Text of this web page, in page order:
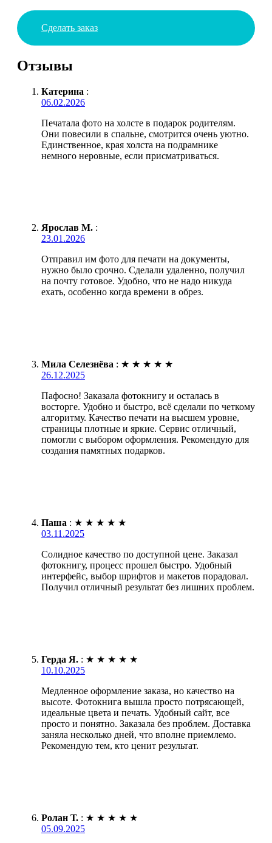
Сделать заказ
Отзывы
Катерина :
06.02.2026
Печатала фото на холсте в подарок родителям.
Они повесили в спальне, смотрится очень уютно.
Единственное, края холста на подрамнике
немного неровные, если присматриваться.
Ярослав М. :
23.01.2026
Отправил им фото для печати на документы,
нужно было срочно. Сделали удаленно, получил
на почту готовое. Удобно, что не надо никуда
ехать, особенно когда времени в обрез.
Мила Селезнёва : ★ ★ ★ ★ ★
26.12.2025
Пафосно! Заказала фотокнигу и осталась в
восторге. Удобно и быстро, всё сделали по четкому
алгоритму. Качество печати на высшем уровне,
страницы плотные и яркие. Сервис отличный,
помогли с выбором оформления. Рекомендую для
создания памятных подарков.
Паша : ★ ★ ★ ★ ★
03.11.2025
Солидное качество по доступной цене. Заказал
фотокнигу, процесс прошел быстро. Удобный
интерфейс, выбор шрифтов и макетов порадовал.
Получил отличный результат без лишних проблем.
Герда Я. : ★ ★ ★ ★ ★
10.10.2025
Медленное оформление заказа, но качество на
высоте. Фотокнига вышла просто потрясающей,
идеальные цвета и печать. Удобный сайт, все
просто и понятно. Заказала без проблем. Доставка
заняла несколько дней, что вполне приемлемо.
Рекомендую тем, кто ценит результат.
Ролан Т. : ★ ★ ★ ★ ★
05.09.2025